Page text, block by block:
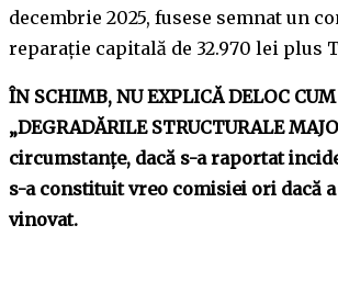
decembrie 2025, fusese semnat un
reparație capitală de 32.970 lei plus
ÎN SCHIMB, NU EXPLICĂ DELOC CUM
„DEGRADĂRILE STRUCTURALE
circumstanțe, dacă s-a raportat
s-a constituit vreo comisiei ori dacă
vinovat.